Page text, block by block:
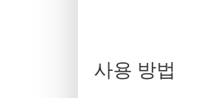
사용 방법